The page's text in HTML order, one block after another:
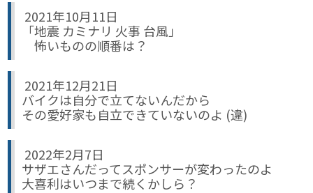
2021年10月11日
「地震 カミナリ 火事 台風」
怖いものの順番は？
2021年12月21日
バイクは自分で立てないんだから
その愛好家も自立できていないのよ (違)
2022年2月7日
サザエさんだってスポンサーが変わったのよ
大喜利はいつまで続くかしら？